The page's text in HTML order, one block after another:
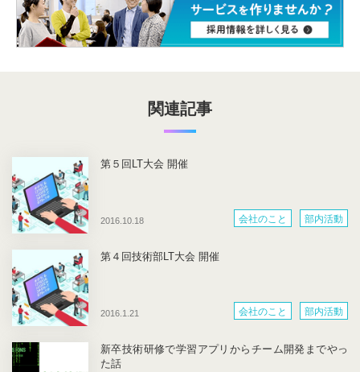
関連記事
2016.10.18
第５回LT大会 開催
会社のこと 部内活動
2016.1.21
第４回技術部LT大会 開催
会社のこと 部内活動
新卒技術研修で学習アプリからチーム開発までやっ
た話